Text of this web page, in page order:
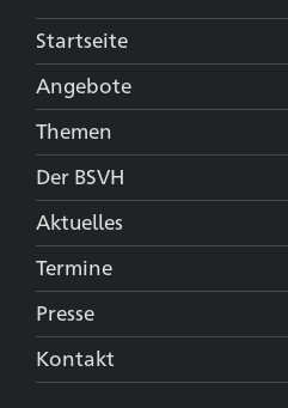
Startseite
Angebote
Themen
Der BSVH
Aktuelles
Termine
Presse
Kontakt